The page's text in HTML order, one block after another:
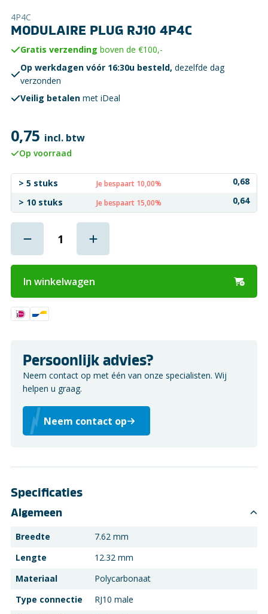
4P4C
MODULAIRE PLUG RJ10 4P4C
Gratis verzending boven de €100,-
Op werkdagen vóór 16:30u besteld, dezelfde dag
verzonden
Veilig betalen met iDeal
0,75 incl. btw
Op voorraad
> 5 stuks Je bespaart 10,00%
0,68
> 10 stuks
Je bespaart 15,00% 0,64
In winkelwagen
Persoonlijk advies?
Neem contact op met één van onze specialisten. Wij
helpen u graag.
Neem contact op
Specificaties
Algemeen
Breedte
7.62 mm
Lengte
12.32 mm
Materiaal
Polycarbonaat
Type connectie
RJ10 male